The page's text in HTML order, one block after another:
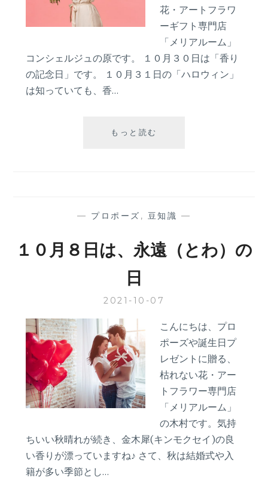
デ
ィ
ベ
ア
贈
花・アートフラワ
ーギフト専門店
「メリアルーム」
コンシェルジュの原です。 １０月３０日は「香り
の記念日」です。 １０月３１日の「ハロウィン」
は知っていても、香…
もっと読む
は
の
— プロポーズ , 豆知識 —
１０月８日は、永遠（とわ）の
日
2021-10-07
こんにちは、プロ
ポーズや誕生日プ
レゼントに贈る、
枯れない花・アー
トフラワー専門店
「メリアルーム」
の木村です。気持
ちいい秋晴れが続き、金木犀(キンモクセイ)の良
い香りが漂っていますね♪ さて、秋は結婚式や入
籍が多い季節とし…